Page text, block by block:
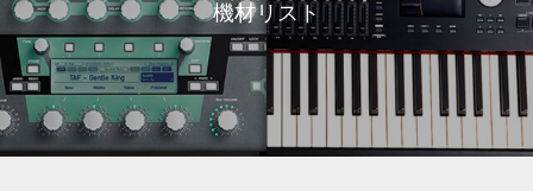
機材リスト